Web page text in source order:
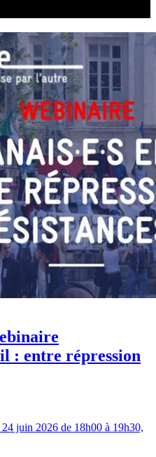
: entre répression
juin 2026 de 18h00 à 19h30,